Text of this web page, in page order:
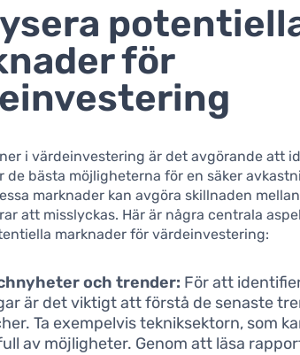
för
i värdeinvestering är det avgörande att
de bästa möjligheterna för en säker
marknader kan avgöra skillnaden
att misslyckas. Här är några centrala
marknader för värdeinvestering:
och trender: För att
är det viktigt att förstå de senaste
Ta exempelvis tekniksektorn, som
av möjligheter. Genom att läsa